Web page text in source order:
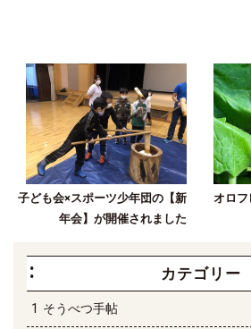
子ども会×スポーツ少年団の【新
年会】が開催されました
オロフ
カテゴリー
そうべつ手帖